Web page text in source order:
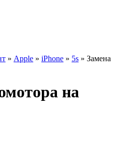
» Apple » iPhone » 5s » Замена
на